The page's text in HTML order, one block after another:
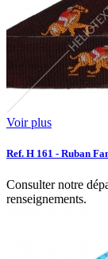
Voir plus
Ref. H 161 - Ruban
Consulter notre
renseignements.